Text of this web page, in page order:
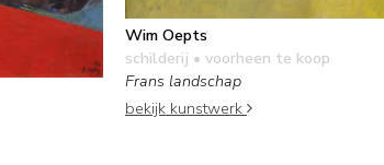
Wim Oepts
schilderij • voorheen te koop
Frans landschap
bekijk kunstwerk